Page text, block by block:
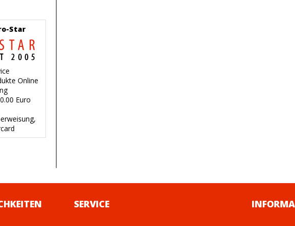
Star
Online
Euro
SERVICE